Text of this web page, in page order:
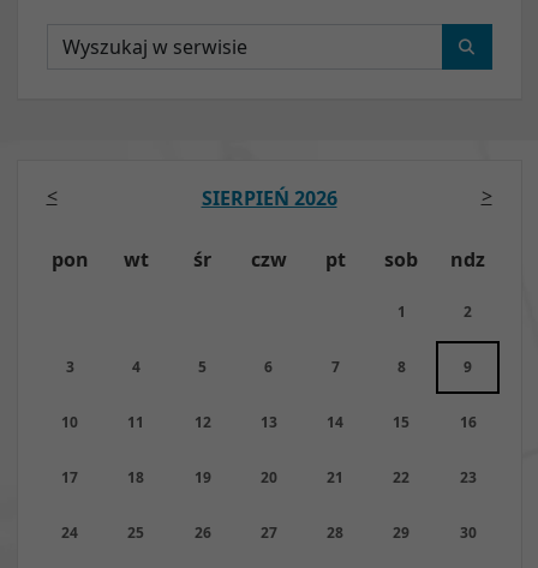
Wyszukaj
SIERPIEŃ 2026
pon wt śr czw pt sob ndz
1 2
3 4 5 6 7 8 9
10 11 12 13 14 15 16
17 18 19 20 21 22 23
24 25 26 27 28 29 30
< >